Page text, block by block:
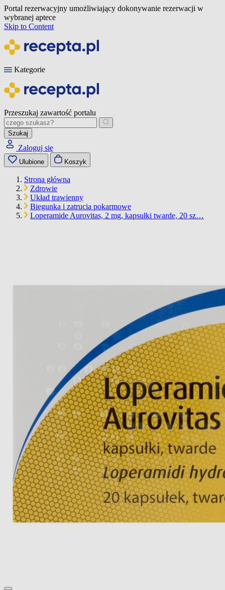
Portal rezerwacyjny umożliwiający dokonywanie rezerwacji w
wybranej aptece
Skip to Content
Kategorie
Przeszukaj zawartość portalu
Szukaj
Zaloguj się
Ulubione Koszyk
Strona główna
Zdrowie
Układ trawienny
Biegunka i zatrucia pokarmowe
Loperamide Aurovitas, 2 mg, kapsułki twarde, 20 sz…